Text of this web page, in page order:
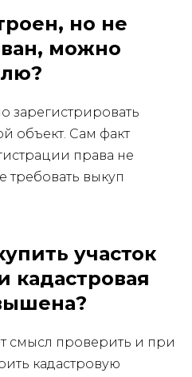
но не
можно
зарегистрировать
объект. Сам факт
права не
требовать выкуп
участок
кадастровая
смысл проверить и при
кадастровую